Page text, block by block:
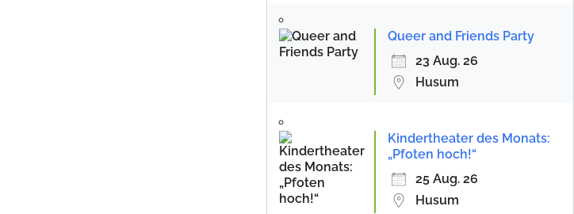
Queer and Friends Party
23 Aug. 26
Husum
Kindertheater des Monats:
„Pfoten hoch!“
25 Aug. 26
Husum